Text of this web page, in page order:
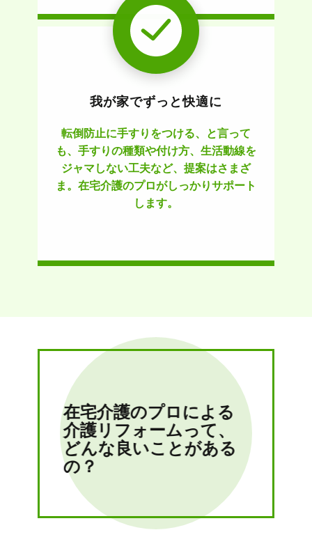
我が家でずっと快適に
転倒防止に手すりをつける、と言って
も、手すりの種類や付け方、生活動線を
ジャマしない工夫など、提案はさまざ
ま。在宅介護のプロがしっかりサポート
します。
在宅介護のプロによる
介護リフォームって、
どんな良いことがある
の？